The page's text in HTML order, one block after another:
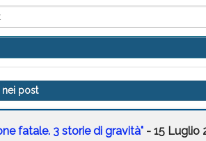
post
fatale. 3 storie di gravità" - 15 Luglio